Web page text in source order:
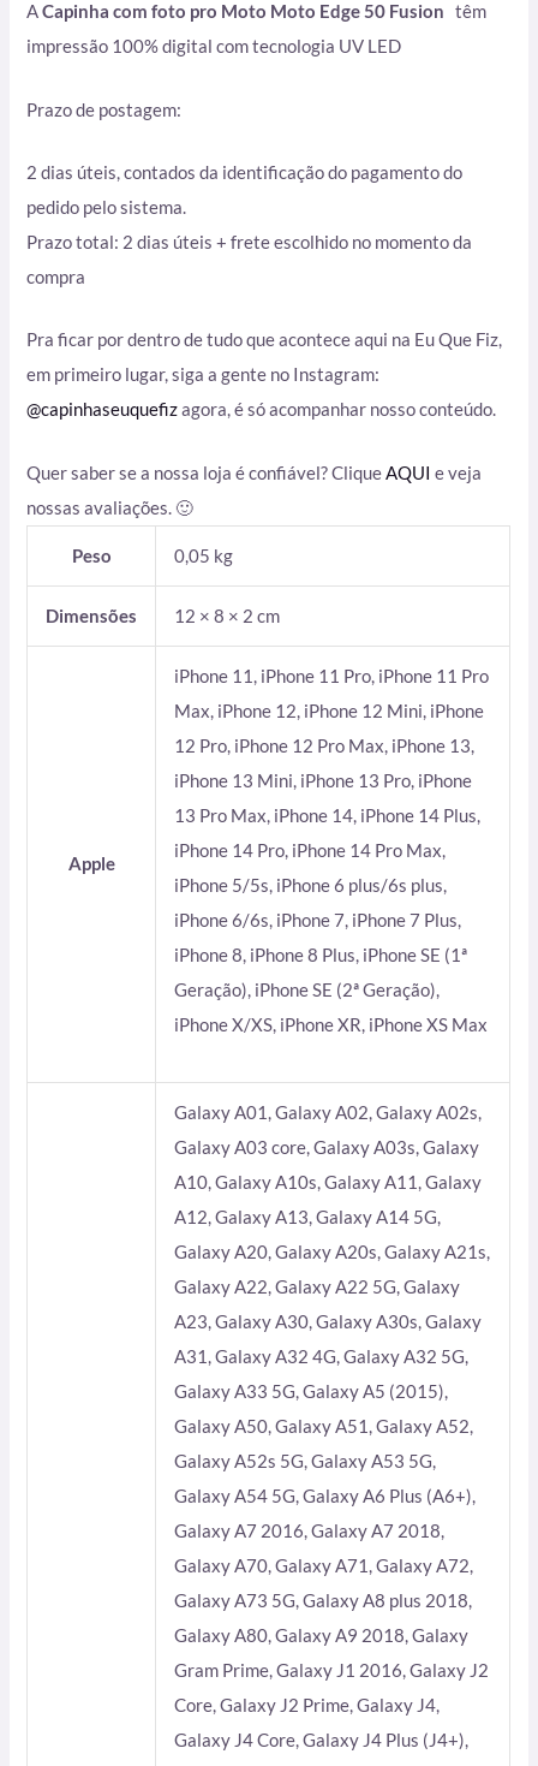
ACapinha com foto pro Moto Moto Edge 50 Fusion
têm
impressão 100% digital com tecnologia UV LED
Prazo de postagem:
2 dias úteis, contados da identificação do pagamento do
pedido pelo sistema.
Prazo total: 2 dias úteis + frete escolhido no momento da
compra
Pra ficar por dentro de tudo que acontece aqui na Eu Que Fiz,
em primeiro lugar, siga a gente no Instagram:
@capinhaseuquefizagora, é só acompanhar nosso conteúdo.
Quer saber se a nossa loja é confiável? CliqueAQUI e veja
nossas avaliações. 🙂
Peso 0,05 kg
Dimensões 12 × 8 × 2 cm
Apple
iPhone 11, iPhone 11 Pro, iPhone 11 Pro
Max, iPhone 12, iPhone 12 Mini, iPhone
12 Pro, iPhone 12 Pro Max, iPhone 13,
iPhone 13 Mini, iPhone 13 Pro, iPhone
13 Pro Max, iPhone 14, iPhone 14 Plus,
iPhone 14 Pro, iPhone 14 Pro Max,
iPhone 5/5s, iPhone 6 plus/6s plus,
iPhone 6/6s, iPhone 7, iPhone 7 Plus,
iPhone 8, iPhone 8 Plus, iPhone SE (1ª
Geração), iPhone SE (2ª Geração),
iPhone X/XS, iPhone XR, iPhone XS Max
Galaxy A01, Galaxy A02, Galaxy A02s,
Galaxy A03 core, Galaxy A03s, Galaxy
A10, Galaxy A10s, Galaxy A11, Galaxy
A12, Galaxy A13, Galaxy A14 5G,
Galaxy A20, Galaxy A20s, Galaxy A21s,
Galaxy A22, Galaxy A22 5G, Galaxy
A23, Galaxy A30, Galaxy A30s, Galaxy
A31, Galaxy A32 4G, Galaxy A32 5G,
Galaxy A33 5G, Galaxy A5 (2015),
Galaxy A50, Galaxy A51, Galaxy A52,
Galaxy A52s 5G, Galaxy A53 5G,
Galaxy A54 5G, Galaxy A6 Plus (A6+),
Galaxy A7 2016, Galaxy A7 2018,
Galaxy A70, Galaxy A71, Galaxy A72,
Galaxy A73 5G, Galaxy A8 plus 2018,
Galaxy A80, Galaxy A9 2018, Galaxy
Gram Prime, Galaxy J1 2016, Galaxy J2
Core, Galaxy J2 Prime, Galaxy J4,
Galaxy J4 Core, Galaxy J4 Plus (J4+),